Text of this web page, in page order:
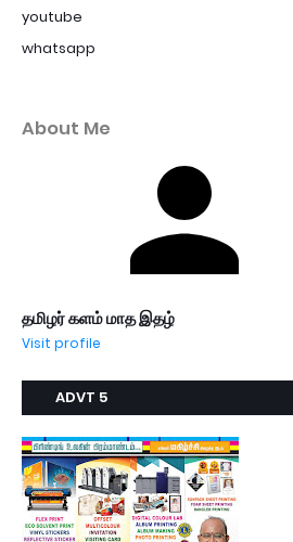
youtube
whatsapp
About Me
தமிழர் களம் மாத இதழ்
Visit profile
ADVT 5